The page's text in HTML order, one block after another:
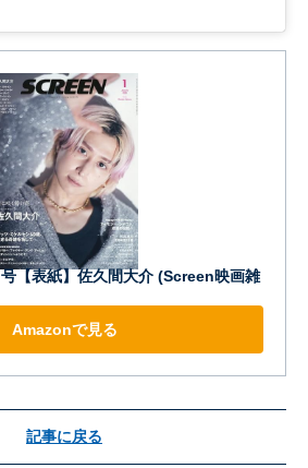
【表紙】佐久間大介 (Screen映画雑
Amazonで見る
記事に戻る